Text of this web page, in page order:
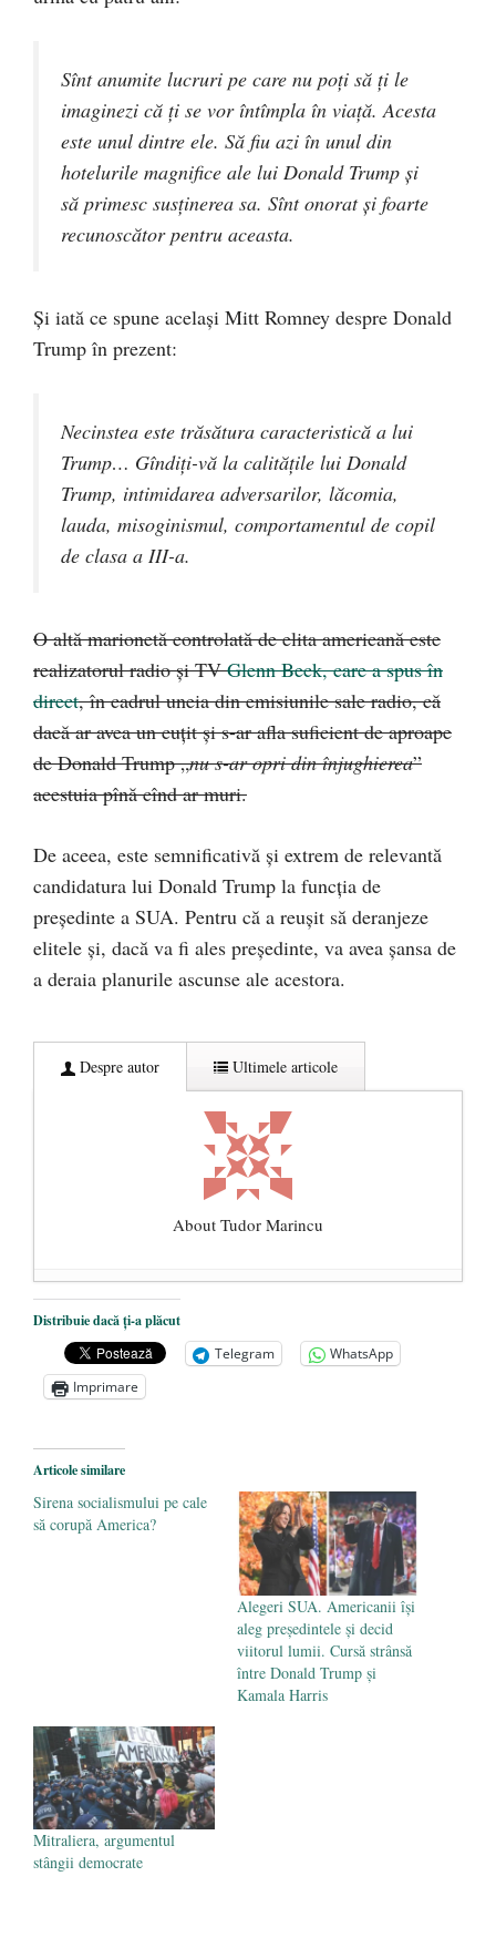
Sînt anumite lucruri pe care nu poți să ți le
imaginezi că ți se vor întîmpla în viață. Acesta
este unul dintre ele. Să fiu azi în unul din
hotelurile magnifice ale lui Donald Trump și
să primesc susținerea sa. Sînt onorat și foarte
recunoscător pentru aceasta.
Și iată ce spune același Mitt Romney despre Donald
Trump în prezent:
Necinstea este trăsătura caracteristică a lui
Trump… Gîndiţi-vă la calitățile lui Donald
Trump, intimidarea adversarilor, lăcomia,
lauda, misoginismul, comportamentul de copil
de clasa a III-a.
O altă marionetă controlată de elita americană este
realizatorul radio și TVGlenn Beck, care a spus în
direct, în cadrul uneia din emisiunile sale radio, că
dacă ar avea un cuțit și s-ar afla suficient de aproape
de Donald Trump „nu s-ar opri din înjughierea”
acestuia pînă cînd ar muri.
De aceea, este semnificativă și extrem de relevantă
candidatura lui Donald Trump la funcția de
președinte a SUA. Pentru că a reușit să deranjeze
elitele şi, dacă va fi ales președinte, va avea șansa de
a deraia planurile ascunse ale acestora.
Despre autor Ultimele articole
About Tudor Marincu
De ce propaganda LGBT nu-și are locul în
unitățile de învățământ
- 17 iunie 2020
Anarhia din SUA e opera stângii radicale
2 iunie 2020
are prea puțin a face cu informarea
mai 2020
Distribuie dacă ți-a plăcut
Telegram
WhatsApp
Imprimare
Articole similare
Sirena socialismului pe cale
să corupă America?
Alegeri SUA. Americanii își
aleg președintele și decid
viitorul lumii. Cursă strânsă
între Donald Trump și
Kamala Harris
Mitraliera, argumentul
stângii democrate